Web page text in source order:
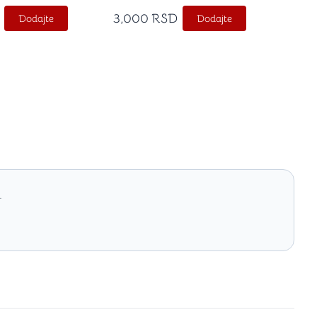
Dodajte 3,000 RSD Dodajte